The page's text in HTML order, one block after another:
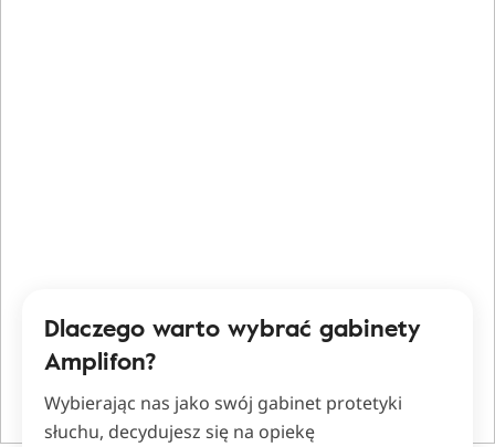
Dlaczego warto wybrać gabinety
Amplifon?
Wybierając nas jako swój gabinet protetyki
słuchu, decydujesz się na opiekę